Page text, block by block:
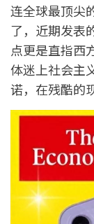
连全球最顶尖
了，近期发表
点更是直指
体迷上社会主
诺，在残酷的